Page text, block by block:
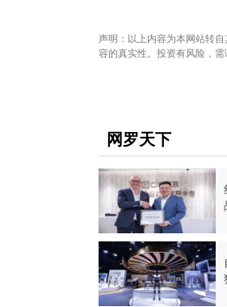
声明：以上内容为本网站转
容的真实性。投资有风险，需
网罗天下